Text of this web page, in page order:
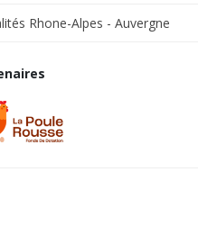
Rhone-Alpes - Auvergne